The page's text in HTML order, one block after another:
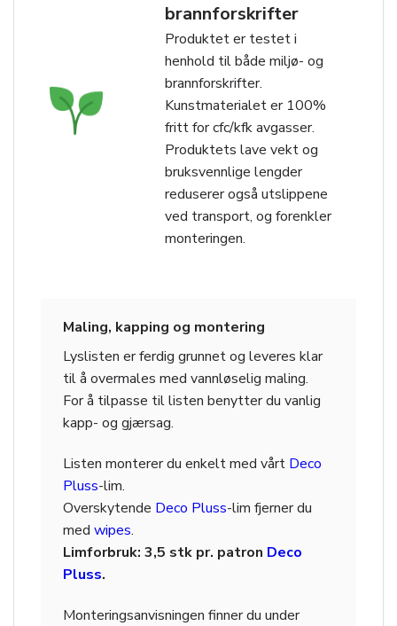
brannforskrifter
Produktet er testet i
henhold til både miljø- og
brannforskrifter.
Kunstmaterialet er 100%
fritt for cfc/kfk avgasser.
Produktets lave vekt og
bruksvennlige lengder
reduserer også utslippene
ved transport, og forenkler
monteringen.
Maling, kapping og montering
Lyslisten er ferdig grunnet og leveres klar
til å overmales med vannløselig maling.
For å tilpasse til listen benytter du vanlig
kapp- og gjærsag.
Listen monterer du enkelt med vårt Deco
Pluss-lim.
Overskytende Deco Pluss-lim fjerner du
med wipes.
Limforbruk: 3,5 stk pr. patron Deco
Pluss.
Monteringsanvisningen finner du under